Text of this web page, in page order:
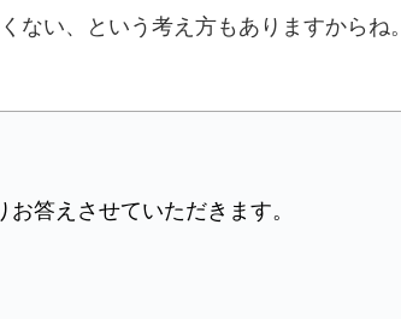
ない、という考え方もありますからね。
答えさせていただきます。